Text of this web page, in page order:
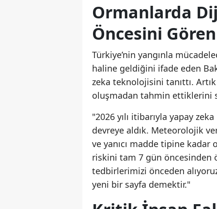
Ormanlarda
Öncesini
Türkiye’nin yangınla
haline geldiğini ifade eden
zeka teknolojisini tanıttı.
oluşmadan tahmin ettiklerini
"2026 yılı itibarıyla yapay
devreye aldık. Meteorolojik
ve yanıcı madde tipine
riskini tam 7 gün öncesinden
tedbirlerimizi önceden
yeni bir sayfa demektir."